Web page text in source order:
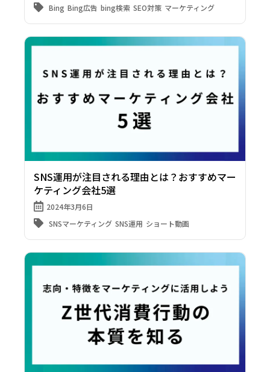
Bing Bing広告 bing検索 SEO対策 マーケティング
SNS運用が注目される理由とは？おすすめマー
ケティング会社5選
2024年3月6日
SNSマーケティング SNS運用 ショート動画